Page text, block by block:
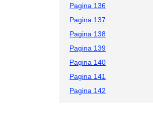
Pagina 136
Pagina 137
Pagina 138
Pagina 139
Pagina 140
Pagina 141
Pagina 142